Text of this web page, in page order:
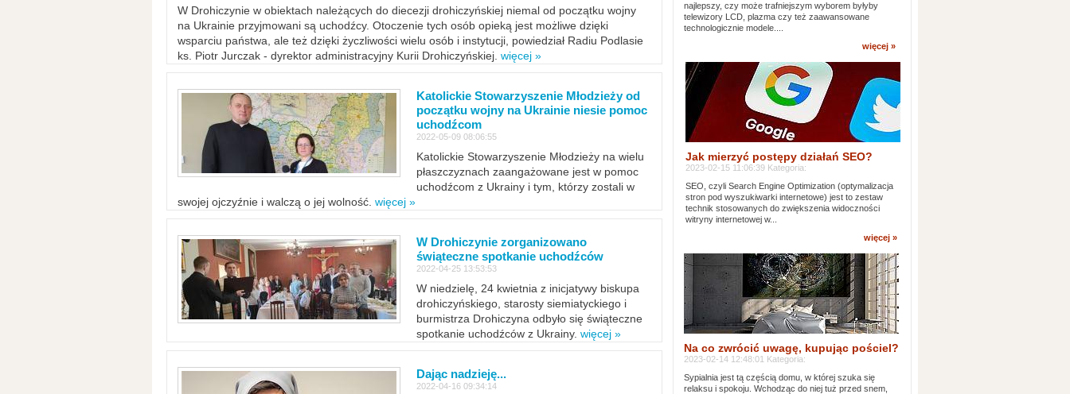
W Drohiczynie w obiektach należących do diecezji drohiczyńskiej niemal od początku wojny
na Ukrainie przyjmowani są uchodźcy. Otoczenie tych osób opieką jest możliwe dzięki
wsparciu państwa, ale też dzięki życzliwości wielu osób i instytucji, powiedział Radiu Podlasie
ks. Piotr Jurczak - dyrektor administracyjny Kurii Drohiczyńskiej. więcej »
Katolickie Stowarzyszenie Młodzieży od
początku wojny na Ukrainie niesie pomoc
uchodźcom
2022-05-09 08:06:55
Katolickie Stowarzyszenie Młodzieży na wielu
płaszczyznach zaangażowane jest w pomoc
uchodźcom z Ukrainy i tym, którzy zostali w
swojej ojczyźnie i walczą o jej wolność. więcej »
W Drohiczynie zorganizowano
świąteczne spotkanie uchodźców
2022-04-25 13:53:53
W niedzielę, 24 kwietnia z inicjatywy biskupa
drohiczyńskiego, starosty siemiatyckiego i
burmistrza Drohiczyna odbyło się świąteczne
spotkanie uchodźców z Ukrainy. więcej »
Dając nadzieję...
2022-04-16 09:34:14
najlepszy, czy może trafniejszym wyborem byłyby
telewizory LCD, plazma czy też zaawansowane
technologicznie modele....
więcej »
Jak mierzyć postępy działań SEO?
2023-02-15 11:06:39 Kategoria:
SEO, czyli Search Engine Optimization (optymalizacja
stron pod wyszukiwarki internetowe) jest to zestaw
technik stosowanych do zwiększenia widoczności
witryny internetowej w...
więcej »
Na co zwrócić uwagę, kupując pościel?
2023-02-14 12:48:01 Kategoria:
Sypialnia jest tą częścią domu, w której szuka się
relaksu i spokoju. Wchodząc do niej tuż przed snem,